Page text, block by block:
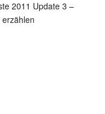
2011 Update 3 –